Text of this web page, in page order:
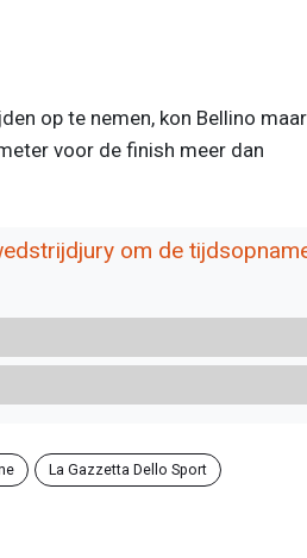
op te nemen, kon Bellino maar
voor de finish meer dan
om de
La Gazzetta Dello Sport